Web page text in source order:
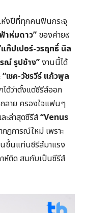
ห่งปีที่ทุกคนฟินกระจุ
าห่มดาว” ของค่าย๙
ก๊ปเปอร์-วรฤทธิ์ นิล
ณ์ รูปช้าง”งานนี้ได้
“เชค-วัชรวีร์ แก้วพูล
ด้ว่าตั้งแต่ซีรีส์ออก
ลาย ครองใจแฟนๆ
ะล่าสุดซีรีส์“Venus
กฎการณ์ใหม่ เพราะ
นขึ้นแท่นซีรีส์มาแรง
ติด สมกับเป็นซีรีส์